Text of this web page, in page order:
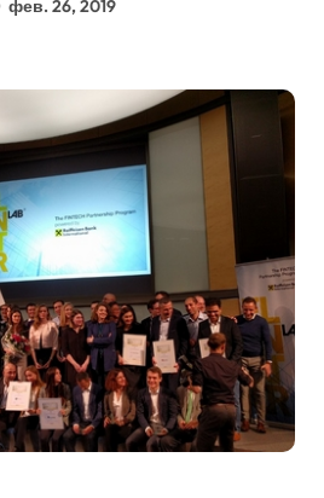
фев. 26, 2019